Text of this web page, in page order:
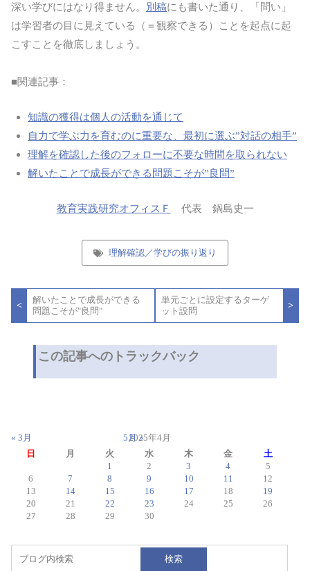
深い学びにはなり得ません。 別稿にも書いた通り、「問い」
は学習者の目に見えている（＝観察できる）ことを起点に起
こすことを徹底しましょう。
■関連記事：
知識の獲得は個人の活動を通じて
自力で学ぶ力を育むのに重要な、最初に選ぶ”対話の相手”
理解を確認した後のフォローに不要な時間を取られない
解いたことで成長ができる問題こそが”良問”
教育実践研究オフィスＦ 代表 鍋島史一
理解確認／学びの振り返り
稿
ビ
<
解いたことで成長ができる
問題こそが"良問"
単元ごとに設定するターゲ
ット設問
>
この記事へのトラックバック
2025年4月
日
月 火 水 木 金
土
1
2 3 4
5
6
7 8 9 10 11
12
13
14 15 16 17 18
19
20
21 22 23 24 25
26
27
28 29 30
« 3月 5月 »
検索